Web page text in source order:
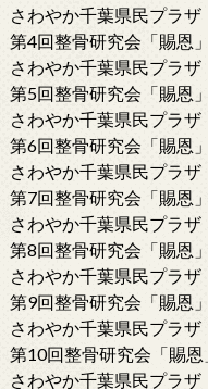
さわやか千葉県民プラ
第4回整骨研究会「賜恩
さわやか千葉県民プラザ
第5回整骨研究会「賜恩
さわやか千葉県民プラザ
第6回整骨研究会「賜恩
さわやか千葉県民プラザ
第7回整骨研究会「賜恩
さわやか千葉県民プラザ
第8回整骨研究会「賜恩
さわやか千葉県民プラザ
第9回整骨研究会「賜恩
さわやか千葉県民プラザ
第10回整骨研究会「賜
さわやか千葉県民プラザ